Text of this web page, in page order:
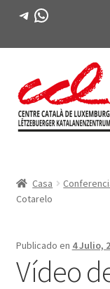
Telegrama
WhatsApp
la
navegación
al
contenido
ACTIVIDADES
MIEMBROS DE FES-
Casa
Cotarelo
Publicado en 4 Julio,
Vídeo